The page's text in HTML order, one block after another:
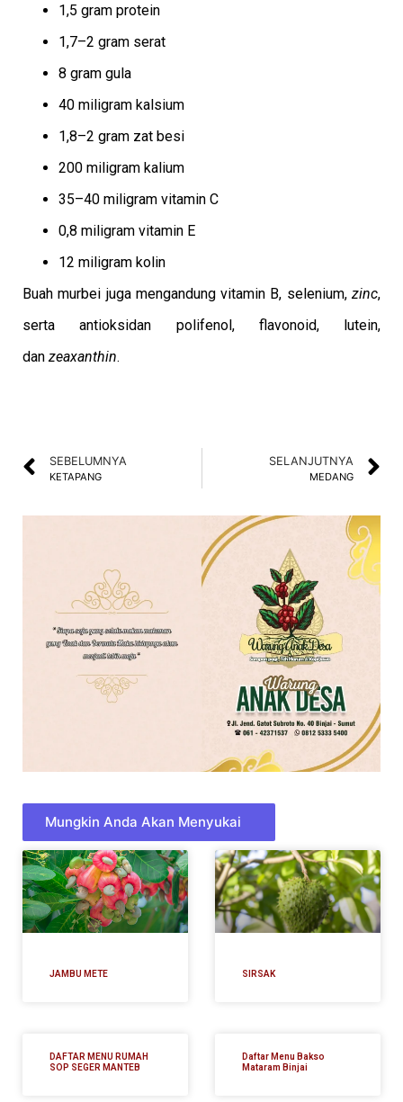
1,5 gram protein
1,7–2 gram serat
8 gram gula
40 miligram kalsium
1,8–2 gram zat besi
200 miligram kalium
35–40 miligram vitamin C
0,8 miligram vitamin E
12 miligram kolin
Buah murbei juga mengandung vitamin B, selenium, zinc,
serta antioksidan polifenol, flavonoid, lutein,
dan zeaxanthin.
SEBELUMNYA
KETAPANG
SELANJUTNYA
MEDANG
Mungkin Anda Akan Menyukai
JAMBU METE SIRSAK
DAFTAR MENU RUMAH
SOP SEGER MANTEB
Daftar Menu Bakso
Mataram Binjai